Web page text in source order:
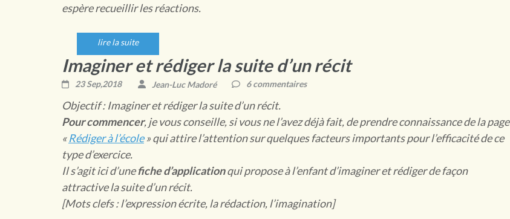
espère recueillir les réactions.
lire la suite
Imaginer et rédiger la suite d’un récit
23 Sep,2018 Jean-Luc Madoré 6 commentaires
Objectif : Imaginer et rédiger la suite d’un récit.
Pour commencer, je vous conseille, si vous ne l’avez déjà fait, de prendre connaissance de la page
«Rédiger à l’école» qui attire l’attention sur quelques facteurs importants pour l’efficacité de ce
type d’exercice.
Il s’agit ici d’unefiche d’applicationqui propose à l’enfant d’imaginer et rédiger de façon
attractive la suite d’un récit.
[Mots clefs : l’expression écrite, la rédaction, l’imagination]